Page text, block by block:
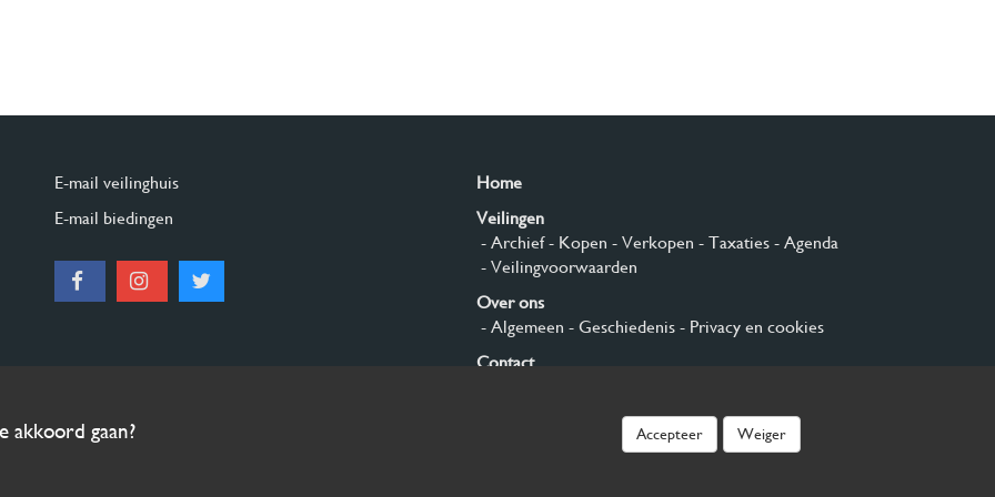
E-mail veilinghuis
E-mail biedingen
Home
Veilingen
- Archief- Kopen - Verkopen - Taxaties- Agenda
- Veilingvoorwaarden
Over ons
- Algemeen - Geschiedenis- Privacy en cookies
Contact
akkoord gaan? Accepteer Weiger